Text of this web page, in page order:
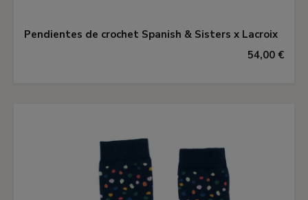
Pendientes de crochet Spanish & Sisters x Lacroix
54,00 €